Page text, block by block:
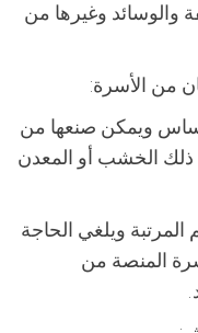
والوسائد وغيرها من
من الأسرة:
ويمكن صنعها من
ذلك الخشب أو المعدن
ويلغي الحاجة
المنصة من